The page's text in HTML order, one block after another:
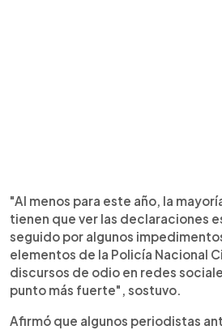
"Al menos para este año, la
tienen que ver las declaraciones
seguido por algunos
elementos de la Policía Nacional
discursos de odio en redes
punto más fuerte", sostuvo.
Afirmó que algunos periodistas